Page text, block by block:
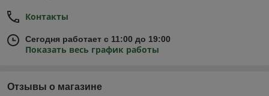
Контакты
Сегодня работает с 11:00 до 19:00
Показать весь график работы
Отзывы о магазине